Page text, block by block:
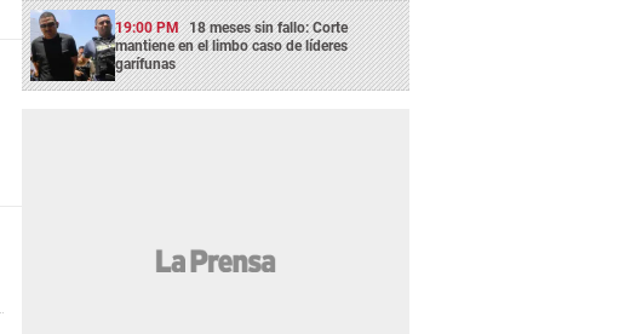
19:00 PM 18 meses sin fallo: Corte
mantiene en el limbo caso de líderes
garífunas